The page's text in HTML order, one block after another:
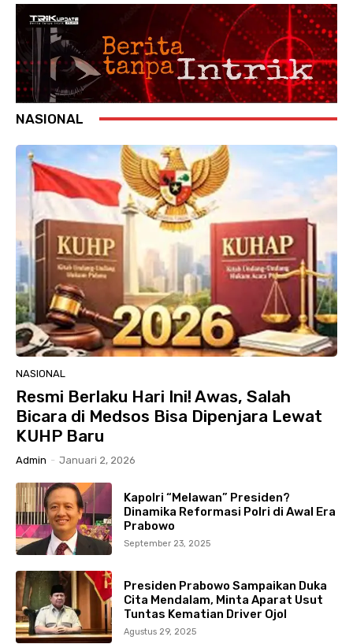
NASIONAL
NASIONAL
Resmi Berlaku Hari Ini! Awas, Salah
Bicara di Medsos Bisa Dipenjara Lewat
KUHP Baru
Admin - Januari 2, 2026
Kapolri “Melawan” Presiden?
Dinamika Reformasi Polri di Awal Era
Prabowo
September 23, 2025
Presiden Prabowo Sampaikan Duka
Cita Mendalam, Minta Aparat Usut
Tuntas Kematian Driver Ojol
Agustus 29, 2025